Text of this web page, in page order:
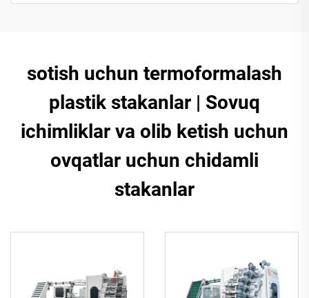
sotish uchun termoformalash
plastik stakanlar | Sovuq
ichimliklar va olib ketish uchun
ovqatlar uchun chidamli
stakanlar